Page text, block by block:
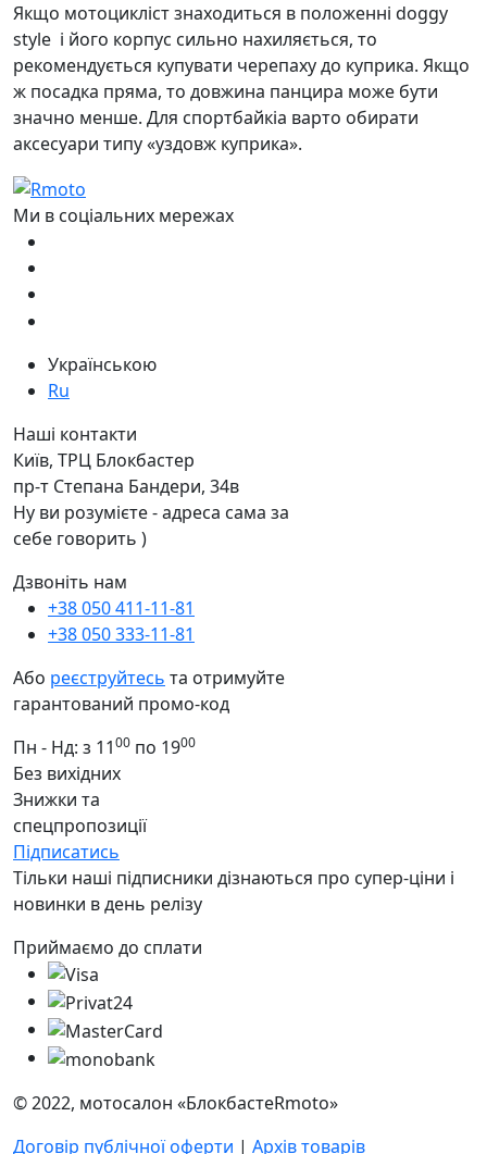
Якщо мотоцикліст знаходиться в положенні doggy
style і його корпус сильно нахиляється, то
рекомендується купувати черепаху до куприка. Якщо
ж посадка пряма, то довжина панцира може бути
значно менше. Для спортбайкіа варто обирати
аксесуари типу «уздовж куприка».
Ми в соціальних мережах
Українською
Ru
Наші контакти
Київ, ТРЦ Блокбастер
пр-т Степана Бандери, 34в
Ну ви розумієте - адреса сама за
себе говорить )
Дзвоніть нам
+38 050 411-11-81
+38 050 333-11-81
Або реєструйтесь та отримуйте
гарантований промо-код
Пн - Нд: з 1100 по 1900
Без вихідних
Знижки та
спецпропозиції
Підписатись
Тільки наші підписники дізнаються про супер-ціни і
новинки в день релізу
Приймаємо до сплати
© 2022, мотосалон «БлокбастеRmoto»
Договір публічної оферти | Архів товарів